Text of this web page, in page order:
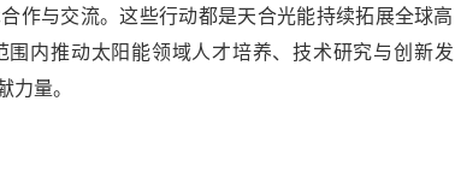
作与交流。这些行动都是天合光能持续拓展全球高
内推动太阳能领域人才培养、技术研究与创新发
力量。